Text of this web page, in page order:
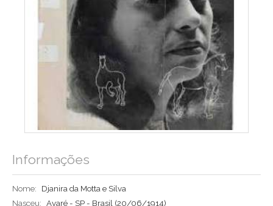
Informações
Nome:
Djanira da Motta e Silva
Nasceu: Avaré - SP - Brasil (20/06/1914)